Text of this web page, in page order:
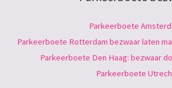
Parkeerboete
Parkeerboete Rotterdam bezwaar laten
Parkeerboete Den Haag: bezwaar
Parkeerboete